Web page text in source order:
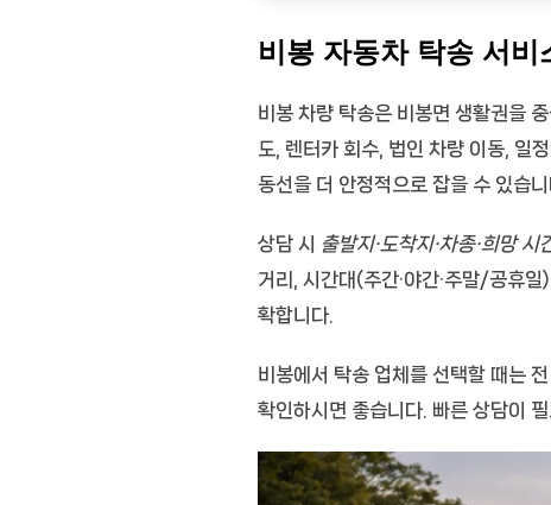
비봉 자동차 탁송 서비
비봉 차량 탁송은 비봉면 생활권을
도
렌터카 회수 법인 차량 이동 일
동선을 더 안정적으로 잡을 수 있습니
상담 시 출발지·도착지·차종·희망 시
거리, 시간대(주간·야간·주말/공휴
확합니다.
비봉에서 탁송 업체를 선택할 때는
확인하시면 좋습니다. 빠른 상담이